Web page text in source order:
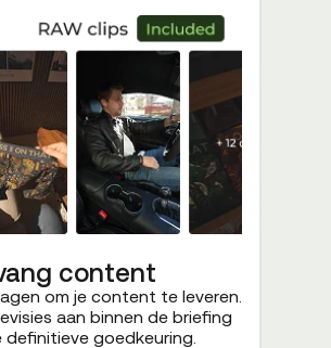
content
om je content te leveren.
aan binnen de briefing
goedkeuring.